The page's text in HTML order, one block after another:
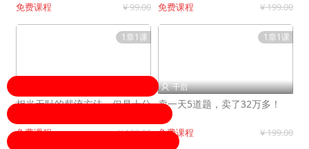
免费课程 ¥ 99.00 免费课程 ¥ 199.00
1章1课
相当无耻的截流方法，但是十分
免费课程 ¥ 199.00
1章1课
 千启
卖一天5道题，卖了32万多！
免费课程 ¥ 199.00